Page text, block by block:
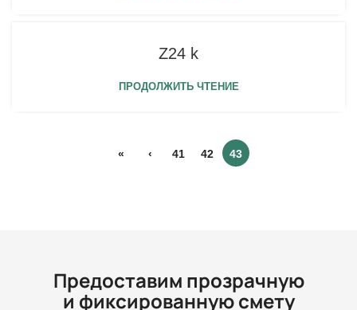
Z24 k
ПРОДОЛЖИТЬ ЧТЕНИЕ
« ‹ 41 42 43
Предоставим прозрачную
и фиксированную смету